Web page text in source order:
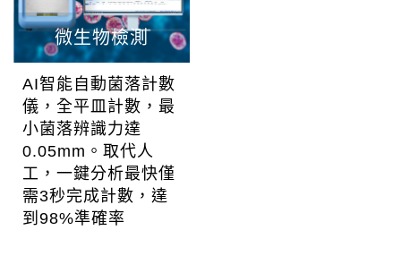
微生物檢測
AI智能自動菌落計數
儀，全平皿計數，最
小菌落辨識力達
0.05mm。取代人
工，一鍵分析最快僅
需3秒完成計數，達
到98%準確率